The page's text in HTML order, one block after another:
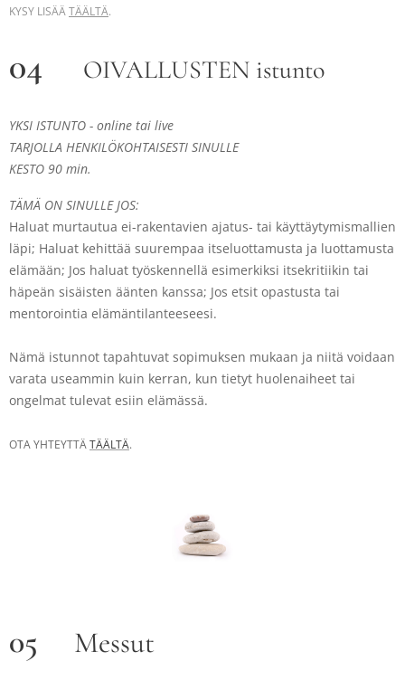
KYSY LISÄÄTÄÄLTÄ.
04 OIVALLUSTEN istunto
YKSI ISTUNTO - online tai live
TARJOLLA HENKILÖKOHTAISESTI SINULLE
KESTO 90 min.
TÄMÄ ON SINULLE JOS:
Haluat murtautua ei-rakentavien ajatus- tai käyttäytymismallien
läpi; Haluat kehittää suurempaa itseluottamusta ja luottamusta
elämään; Jos haluat työskennellä esimerkiksi itsekritiikin tai
häpeän sisäisten äänten kanssa; Jos etsit opastusta tai
mentorointia elämäntilanteeseesi.
Nämä istunnot tapahtuvat sopimuksen mukaan ja niitä voidaan
varata useammin kuin kerran, kun tietyt huolenaiheet tai
ongelmat tulevat esiin elämässä.
OTA YHTEYTTÄTÄÄLTÄ.
05 Messut